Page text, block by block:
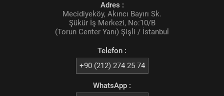
Adres :
Mecidiyeköy, Akıncı Bayırı Sk.
Şükür İş Merkezi, No:10/B
(Torun Center Yanı) Şişli / İstanbul
Telefon :
+90 (212) 274 25 74
WhatsApp :